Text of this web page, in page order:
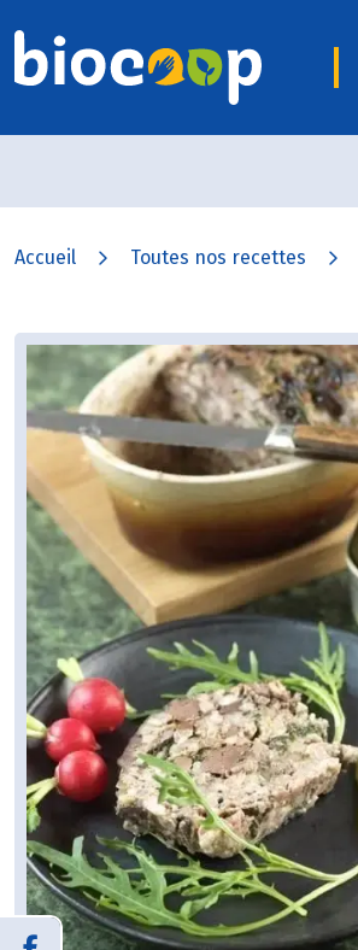
Accueil Toutes nos recettes